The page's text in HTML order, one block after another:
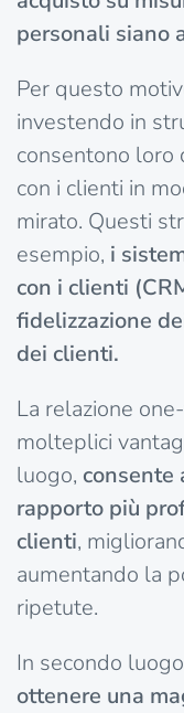
personali siano
Per questo
investendo in
consentono loro
con i clienti in
mirato. Questi
esempio, i
con i clienti
fidelizzazione
dei clienti.
La relazione
molteplici
luogo, consente
rapporto più
clienti,
aumentando la
ripetute.
In secondo
ottenere una